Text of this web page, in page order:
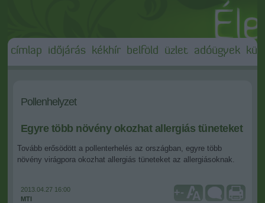
címlap időjárás kékhír belföld üzlet adóügyek
Pollenhelyzet
Egyre több növény okozhat allergiás tüneteket
Tovább erősödött a pollenterhelés az országban, egyre több
növény virágpora okozhat allergiás tüneteket az allergiásoknak.
2013.04.27 16:00
MTI
+-